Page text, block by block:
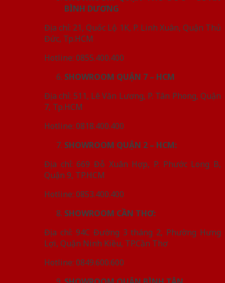
BÌNH DƯƠNG
Địa chỉ: 21, Quốc Lộ 1K, P. Linh Xuân, Quận Thủ
Đức, Tp.HCM
Hotline: 0855.400.400
SHOWROOM QUẬN 7 – HCM
Địa chỉ: 511, Lê Văn Lương, P. Tân Phong, Quận
7, Tp.HCM
Hotline: 0818.400.400
SHOWROOM QUẬN 2 – HCM:
Địa chỉ: 669 Đỗ Xuân Hợp, P. Phước Long B,
Quận 9, TP.HCM
Hotline: 0853.400.400
SHOWROOM CẦN THƠ:
Địa chỉ: 94C Đường 3 tháng 2, Phường Hưng
Lợi, Quận Ninh Kiều, TP.Cần Thơ
Hotline: 0849.600.600